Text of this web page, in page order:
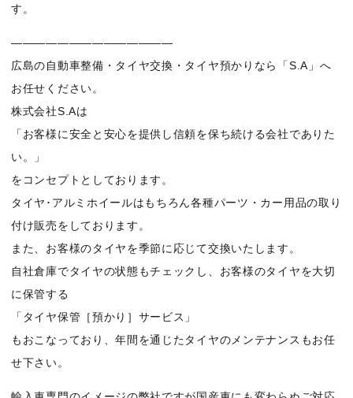
す。
——————————————
広島の自動車整備・タイヤ交換・タイヤ預かりなら「S.A」へ
お任せください。
株式会社S.Aは
「お客様に安全と安心を提供し信頼を保ち続ける会社でありた
い。」
をコンセプトとしております。
タイヤ･アルミホイールはもちろん各種パーツ・カー用品の取り
付け販売をしております。
また、お客様のタイヤを季節に応じて交換いたします。
自社倉庫でタイヤの状態もチェックし、お客様のタイヤを大切
に保管する
「タイヤ保管［預かり］サービス」
もおこなっており、年間を通じたタイヤのメンテナンスもお任
せ下さい。